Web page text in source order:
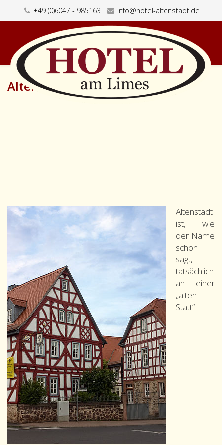
+49 (0)6047 - 985163 info@hotel-altenstadt.de
Altenstadt
Altenstadt
ist, wie
der Name
schon
sagt,
tatsächlich
an einer
„alten
Statt“